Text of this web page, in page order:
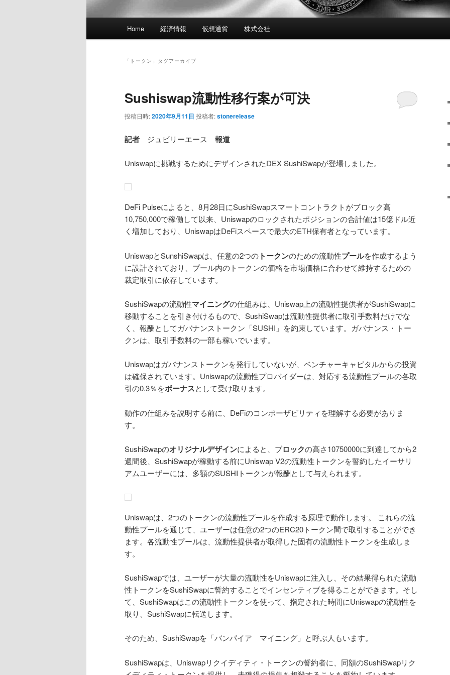
Home 経済情報 仮想通貨 株式会社
「 トークン 」タグアーカイブ
Sushiswap流動性移行案が可決
投稿日時:2020年9月11日 投稿者:stonerelease
記者 ジュビリーエース 報道
Uniswapに挑戦するためにデザインされたDEX SushiSwapが登場しました。
DeFi Pulseによると、8月28日にSushiSwapスマートコントラクトがブロック高
10,750,000で稼働して以来、Uniswapのロックされたポジションの合計値は15億ドル近
く増加しており、UniswapはDeFiスペースで最大のETH保有者となっています。
UniswapとSunshiSwapは、任意の2つの トークンのための流動性プールを作成するよう
に設計されており、プール内のトークンの価格を市場価格に合わせて維持するための
裁定取引に依存しています。
SushiSwapの流動性マイニングの仕組みは、Uniswap上の流動性提供者がSushiSwapに
移動することを引き付けるもので、SushiSwapは流動性提供者に取引手数料だけでな
く、報酬としてガバナンストークン「SUSHI」を約束しています。ガバナンス・トー
クンは、取引手数料の一部も稼いでいます。
Uniswapはガバナンストークンを発行していないが、ベンチャーキャピタルからの投資
は確保されています。Uniswapの流動性プロバイダーは、対応する流動性プールの各取
引の0.3％をボーナスとして受け取ります。
動作の仕組みを説明する前に、DeFiのコンポーザビリティを理解する必要がありま
す。
SushiSwapのオリジナルデザインによると、ブロックの高さ10750000に到達してから2
週間後、SushiSwapが稼動する前にUniswap V2の流動性トークンを誓約したイーサリ
アムユーザーには、多額のSUSHIトークンが報酬として与えられます。
Uniswapは、2つのトークンの流動性プールを作成する原理で動作します。 これらの流
動性プールを通じて、ユーザーは任意の2つのERC20トークン間で取引することができ
ます。各流動性プールは、流動性提供者が取得した固有の流動性トークンを生成しま
す。
SushiSwapでは、ユーザーが大量の流動性をUniswapに注入し、その結果得られた流動
性トークンをSushiSwapに誓約することでインセンティブを得ることができます。そし
て、SushiSwapはこの流動性トークンを使って、指定された時間にUniswapの流動性を
取り、SushiSwapに転送します。
そのため、SushiSwapを「バンパイア マイニング」と呼ぶ人もいます。
SushiSwapは、Uniswapリクイディティ・トークンの誓約者に、同額のSushiSwapリク